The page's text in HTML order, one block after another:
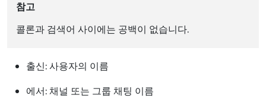
참고
콜론과 검색어 사이에는 공백이 없습니다.
출신: 사용자의 이름
에서: 채널 또는 그룹 채팅 이름